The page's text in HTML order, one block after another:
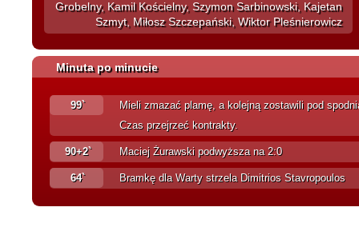
Grobelny, Kamil Kościelny, Szymon Sarbinowski, Kajetan
Szmyt, Miłosz Szczepański, Wiktor Pleśnierowicz
Minuta po minucie
99`
Mieli zmazać plamę, a kolejną zostawili pod
Czas przejrzeć kontrakty.
90+2` Maciej Żurawski podwyższa na 2:0
64` Bramkę dla Warty strzela Dimitrios Stavropoulos